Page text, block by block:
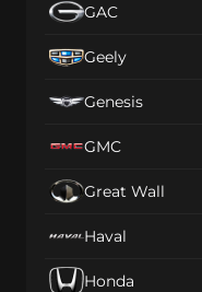
GAC
Geely
Genesis
GMC
Great Wall
Haval
Honda